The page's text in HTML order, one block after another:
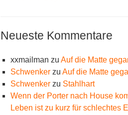
Neueste Kommentare
xxmailman zu Auf die Matte
Schwenker zu Auf die Matte
Schwenker zu Stahlhart
Wenn der Porter nach House
Leben ist zu kurz für schlechtes